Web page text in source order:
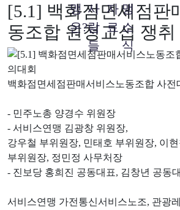
맹
은?
사
람
들
자
료
맹
소
식
[5.1] 백화점면세점판
동조합 원청교섭 쟁취
백화점면세점판매서비스노동조합 사전
- 민주노총 양경수 위원장
- 서비스연맹 김광창 위원장,
강우철 부위원장, 민태호 부위원장, 이
부위원장, 정민정 사무처장
- 진보당 홍희진 공동대표, 김창년 공동
서비스연맹 가전통신서비스노조, 관광